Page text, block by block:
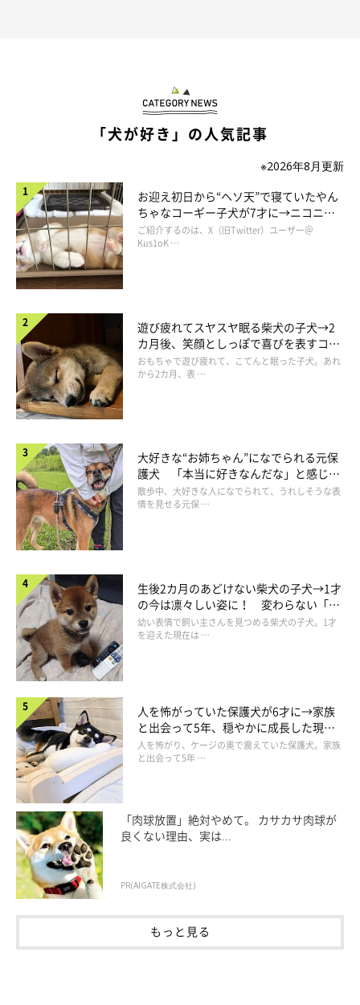
『おしまい、最後』等の声掛けをすると欲しがらなくなります。
寝ていて動かない時もご飯食べようと声をかけるとすぐに起きて
みぃるくんはどんなコ？
「犬が好き」の人気記事
※2026年8月更新
お迎え初日から“ヘソ天”で寝ていたやん
ちゃなコーギー子犬が7才に→ニコニ
コ“コーギースマイル”が魅力のコに成
長！
ご紹介するのは、X（旧Twitter）ユーザー＠
Kus1oK …
遊び疲れてスヤスヤ眠る柴犬の子犬→2
カ月後、笑顔としっぽで喜びを表すコに
成長！
おもちゃで遊び疲れて、こてんと眠った子犬。あれ
から2カ月、表 …
大好きな“お姉ちゃん”になでられる元保
護犬 「本当に好きなんだな」と感じる
表情にほっこり
散歩中、大好きな人になでられて、うれしそうな表
情を見せる元保 …
生後2カ月のあどけない柴犬の子犬→1才
の今は凛々しい姿に！ 変わらない「く
りくりおめめ」にもほっこり
幼い表情で飼い主さんを見つめる柴犬の子犬。1才
を迎えた現在は …
人を怖がっていた保護犬が6才に→家族
と出会って5年、穏やかに成長した現在
の姿にグッとくる
人を怖がり、ケージの奥で震えていた保護犬。家族
と出会って5年 …
「肉球放置」絶対やめて。 カサカサ肉球が
良くない理由、実は...
PR(AIGATE株式会社)
もっと見る